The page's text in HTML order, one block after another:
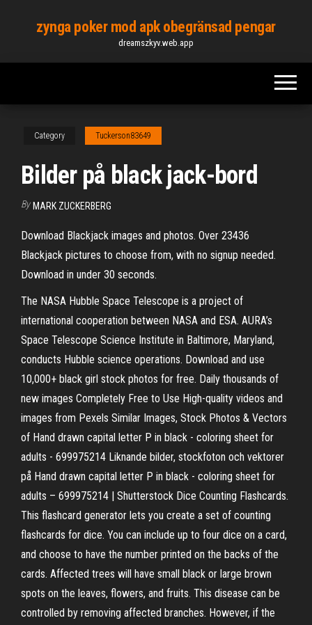
content
zynga poker mod apk obegränsad pengar
dreamszkyv.web.app
Category Tuckerson83649
Bilder på black jack-bord
By MARK ZUCKERBERG
Download Blackjack images and photos. Over 23436
Blackjack pictures to choose from, with no signup needed.
Download in under 30 seconds.
The NASA Hubble Space Telescope is a project of
international cooperation between NASA and ESA. AURA’s
Space Telescope Science Institute in Baltimore, Maryland,
conducts Hubble science operations. Download and use
10,000+ black girl stock photos for free. Daily thousands of
new images Completely Free to Use High-quality videos and
images from Pexels Similar Images, Stock Photos & Vectors
of Hand drawn capital letter P in black - coloring sheet for
adults - 699975214 Liknande bilder, stockfoton och vektorer
på Hand drawn capital letter P in black - coloring sheet for
adults – 699975214 | Shutterstock Dice Counting Flashcards.
This flashcard generator lets you create a set of counting
flashcards for dice. You can include up to four dice on a card,
and choose to have the number printed on the backs of the
cards. Affected trees will have small black or large brown
spots on the leaves, flowers, and fruits. This disease can be
controlled by removing affected branches. However, if the